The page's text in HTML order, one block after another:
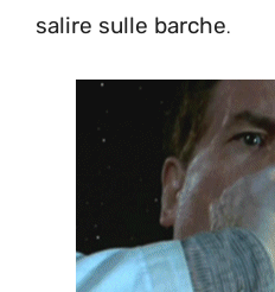
salire sulle barche.